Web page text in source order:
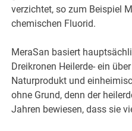
verzichtet, so zum Beispiel
chemischen Fluorid.
MeraSan basiert
Dreikronen Heilerde- ein
Naturprodukt und
ohne Grund, denn der
Jahren bewiesen, dass sie